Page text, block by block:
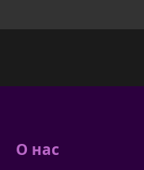
О нас